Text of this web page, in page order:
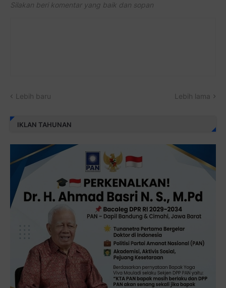
Silakan beri komentar yang baik dan sopan
Lebih baru Lebih lama
IKLAN TAHUNAN